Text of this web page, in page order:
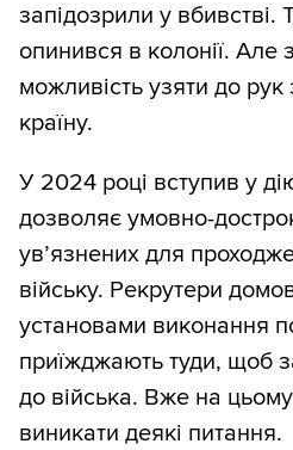
запідозрили у вбивстві.
опинився в колонії. Але
можливість узяти до
країну.
У 2024 році вступив у
дозволяє умовно-
ув’язнених для
війську. Рекрутери
установами виконання
приїжджають туди, щоб
до війська. Вже на
виникати деякі питання.